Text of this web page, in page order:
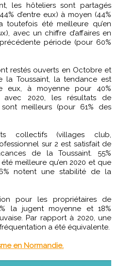
les hôteliers sont partagés
d’entre eux) à moyen (44%
toutefois été meilleure qu’en
avec un chiffre d’affaires en
période (pour 60%
restés ouverts en Octobre et
la Toussaint, la tendance est
eux, à moyenne pour 40%
avec 2020, les résultats de
meilleurs (pour 61% des
collectifs (villages club,
sur 2 est satisfait de
de la Toussaint. 55%
meilleure qu’en 2020 et que
notent une stabilité de la
pour les propriétaires de
la jugent moyenne et 18%
Par rapport à 2020, une
a été équivalente.
en Normandie.